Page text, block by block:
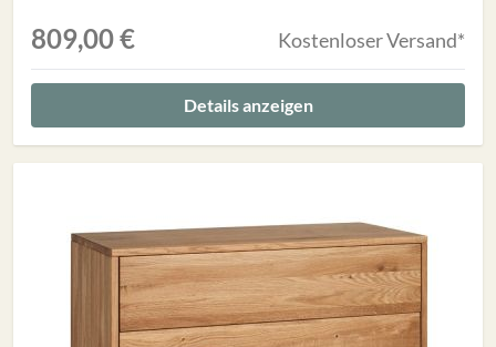
809,00 € Kostenloser Versand*
Details anzeigen